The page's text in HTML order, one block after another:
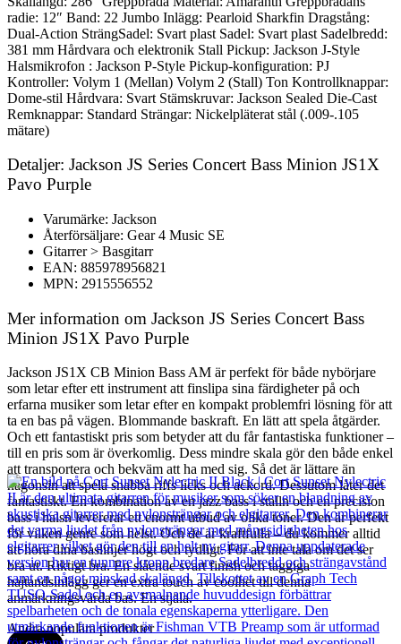
radie: 12″ Band: 22 Jumbo Inlägg: Pearloid Sharkfin Dragstång:
Dual-Action SträngSadel: Svart plast Sadel: Svart plast Sadelbredd:
381 mm Hårdvara och elektronik Stall Pickup: Jackson J-Style
Halsmikrofon : Jackson P-Style Pickup-konfiguration: PJ
Kontroller: Volym 1 (Mellan) Volym 2 (Stall) Ton Kontrollknappar:
Dome-stil Hårdvara: Svart Stämskruvar: Jackson Sealed Die-Cast
Remknappar: Standard Strängar: Nickelpläterat stål (.009-.105
mätare)
Detaljer: Jackson JS Series Concert Bass Minion JS1X
Pavo Purple
Varumärke: Jackson
Återförsäljare: Gear 4 Music SE
Gitarrer > Basgitarr
EAN: 885978956821
MPN: 2915556552
Mer information om Jackson JS Series Concert Bass
Minion JS1X Pavo Purple
Jackson JS1X CB Minion Bass AM är perfekt för både nybörjare
som letar efter ett instrument att finslipa sina färdigheter på och
erfarna musiker som letar efter en kompakt problemfri lösning för att
ta en bas på vägen. Blommande baskraft. En lätt att spela åtgärder.
Och ett fantastiskt pris som betyder att du får fantastiska funktioner –
till en pris som är överkomlig. Dess mindre skala gör den både enkel
att transportera och bekväm att ha med sig. Så det är lättare än
någonsin att spela snabba riffs licks och ackord. Dessutom låter det
fantastiskt. En kombination av en jazz bass i stalln och en precision
bass i halsn levererar ett enormt utbud av olika toner. Den är perfekt
för vilken genre som helst. Och de är kraftfulla – du kommer alltid
att höra dina baslinjer högt och tydligt. För att inte tala om det ser
bra ut. Riktigt bra. En slående svart finish och taggiga
hajtandsinlägg ger en extra touch av coolhet till denna
anmärkningsvärda bas. En stjäla.
Andra populära produkter